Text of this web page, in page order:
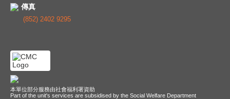
傳真
(852) 2402 9295
本單位部分服務由社會福利署資助
Part of the unit's services are subsidised by the Social Welfare Department